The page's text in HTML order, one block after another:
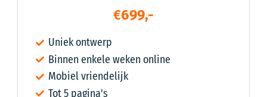
€699,-
Uniek ontwerp
Binnen enkele weken online
Mobiel vriendelijk
Tot 5 pagina's
Webshop
Basis webshop ontwerp
Basis SEO Optimalisatie